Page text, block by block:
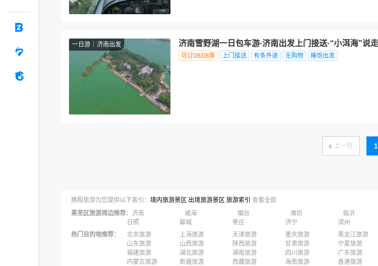
一日游 济南出发 济南雪野湖一日包车游·济南出发上门接送·“小洱海”说
可订08/08等 上门接送 有条件退 无购物 睡饱出发
上一页 1
携程旅游为您提供以下索引： 境内旅游景区 出境旅游景区 旅游索引 查看全部
莱芜区旅游周边推荐： 济南 威海 烟台 潍坊 临沂
日照
聊城 枣庄 济宁 滨州
热门目的地推荐： 北京旅游 上海旅游 天津旅游 重庆旅游 黑龙江旅游
山东旅游
山西旅游 陕西旅游 甘肃旅游 宁夏旅游
福建旅游
湖北旅游 湖南旅游 四川旅游 广东旅游
内蒙古旅游
新疆旅游 西藏旅游 海南旅游 香港旅游